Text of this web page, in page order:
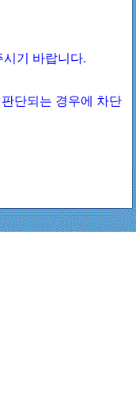
시기 바랍니다.
단되는 경우에 차단